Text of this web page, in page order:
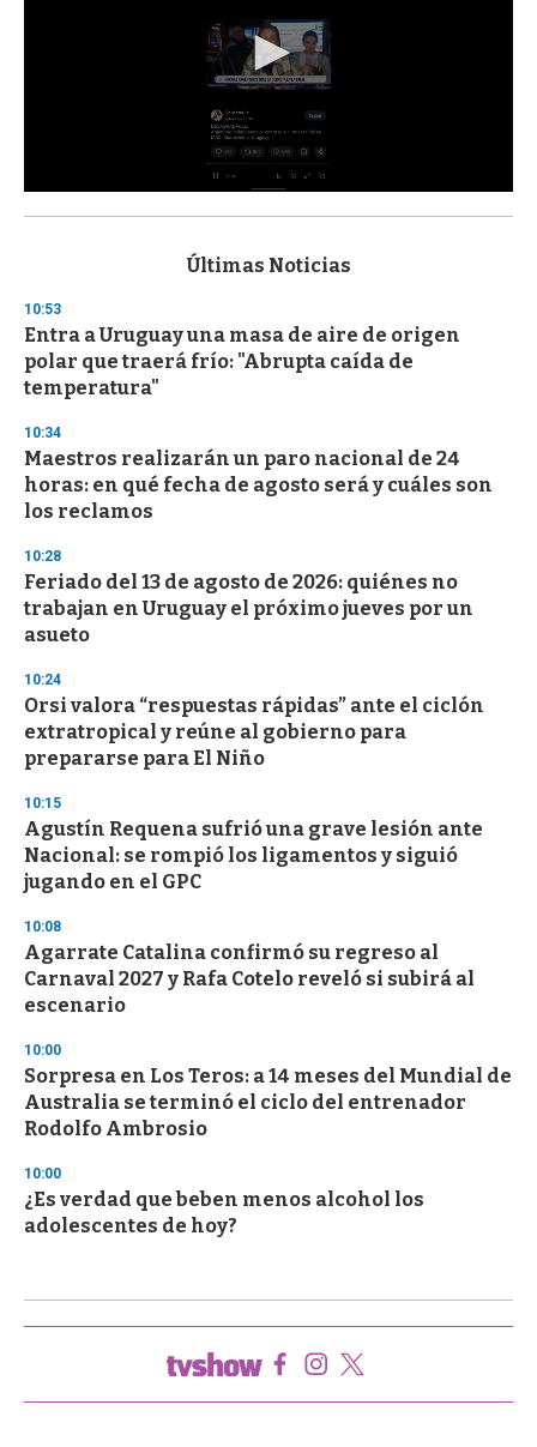
s
d
s
o
f
3
s
e
c
o
n
Últimas Noticias
10:53
Entra a Uruguay una masa de aire de origen
polar que traerá frío: "Abrupta caída de
temperatura"
10:34
Maestros realizarán un paro nacional de 24
horas: en qué fecha de agosto será y cuáles son
los reclamos
10:28
Feriado del 13 de agosto de 2026: quiénes no
trabajan en Uruguay el próximo jueves por un
asueto
10:24
Orsi valora “respuestas rápidas” ante el ciclón
extratropical y reúne al gobierno para
prepararse para El Niño
10:15
Agustín Requena sufrió una grave lesión ante
Nacional: se rompió los ligamentos y siguió
jugando en el GPC
10:08
Agarrate Catalina confirmó su regreso al
Carnaval 2027 y Rafa Cotelo reveló si subirá al
escenario
10:00
Sorpresa en Los Teros: a 14 meses del Mundial de
Australia se terminó el ciclo del entrenador
Rodolfo Ambrosio
10:00
¿Es verdad que beben menos alcohol los
adolescentes de hoy?